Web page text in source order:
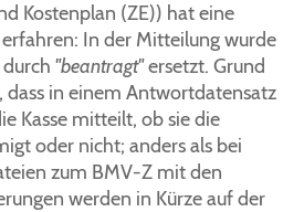
Kostenplan (ZE)) hat eine
In der Mitteilung wurde
"beantragt"ersetzt. Grund
dass in einem Antwortdatensatz
Kasse mitteilt, ob sie die
oder nicht; anders als bei
zum BMV-Z mit den
werden in Kürze auf der